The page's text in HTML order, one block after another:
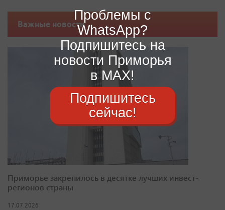
Важные новости
Приморье закрепилось в десятке лучших инвест-
регионов страны
17.07.2026
Проблемы с
WhatsApp?
Подпишитесь на
новости Приморья
в MAX!
Подпишитесь
сейчас!